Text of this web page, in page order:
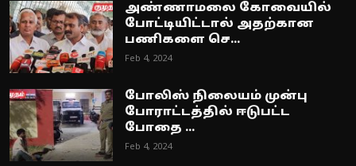
அண்ணாமலை கோவையில்
போட்டியிட்டால் அதற்கான
பணிகளை செ...
Feb 4, 2024
போலிஸ் நிலையம் முன்பு
போராட்டத்தில் ஈடுபட்ட
போதை ...
Feb 4, 2024